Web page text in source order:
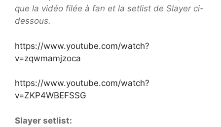
que la vidéo filée à fan et la setlist de Slayer ci-
dessous.
https://www.youtube.com/watch?
v=zqwmamjzoca
https://www.youtube.com/watch?
v=ZKP4WBEFSSG
Slayer setlist: